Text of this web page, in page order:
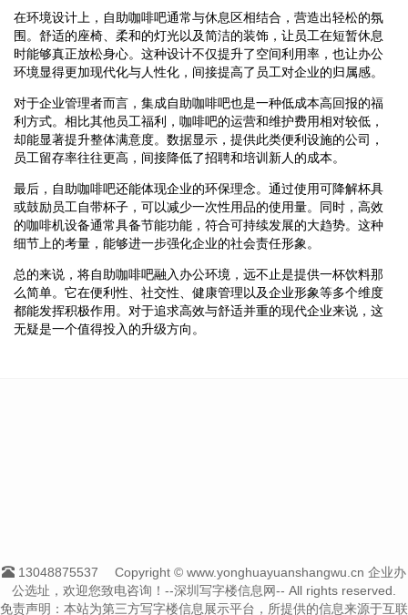
在环境设计上，自助咖啡吧通常与休息区相结合，营造出轻松的氛
围。舒适的座椅、柔和的灯光以及简洁的装饰，让员工在短暂休息
时能够真正放松身心。这种设计不仅提升了空间利用率，也让办公
环境显得更加现代化与人性化，间接提高了员工对企业的归属感。
对于企业管理者而言，集成自助咖啡吧也是一种低成本高回报的福
利方式。相比其他员工福利，咖啡吧的运营和维护费用相对较低，
却能显著提升整体满意度。数据显示，提供此类便利设施的公司，
员工留存率往往更高，间接降低了招聘和培训新人的成本。
最后，自助咖啡吧还能体现企业的环保理念。通过使用可降解杯具
或鼓励员工自带杯子，可以减少一次性用品的使用量。同时，高效
的咖啡机设备通常具备节能功能，符合可持续发展的大趋势。这种
细节上的考量，能够进一步强化企业的社会责任形象。
总的来说，将自助咖啡吧融入办公环境，远不止是提供一杯饮料那
么简单。它在便利性、社交性、健康管理以及企业形象等多个维度
都能发挥积极作用。对于追求高效与舒适并重的现代企业来说，这
无疑是一个值得投入的升级方向。
13048875537
Copyright © www.yonghuayuanshangwu.cn 企业办
公选址，欢迎您致电咨询！--深圳写字楼信息网-- All rights reserved.
免责声明：本站为第三方写字楼信息展示平台，所提供的信息来源于互联